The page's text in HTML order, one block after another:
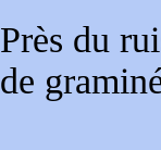
Près du
de